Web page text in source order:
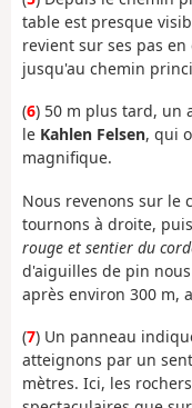
table est presque
revient sur ses pas
jusqu'au chemin
(6) 50 m plus tard, un
le Kahlen Felsen, qui
magnifique.
Nous revenons sur le
tournons à droite,
rouge et sentier du
d'aiguilles de pin
après environ 300 m,
(7) Un panneau
atteignons par un
mètres. Ici, les